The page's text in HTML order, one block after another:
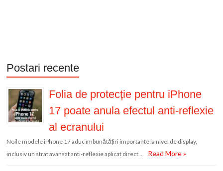
Postari recente
Folia de protecție pentru iPhone
17 poate anula efectul anti-reflexie
al ecranului
Noile modele iPhone 17 aduc îmbunătățiri importante la nivel de display,
inclusiv un strat avansat anti-reflexie aplicat direct …
Read More »